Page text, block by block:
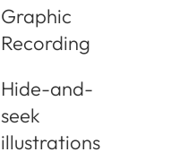
Graphic
Recording
Hide-and-
seek
illustrations